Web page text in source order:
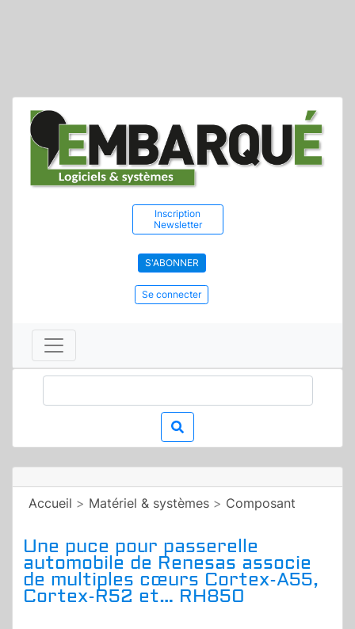
Inscription
Newsletter
S'ABONNER
Se connecter
Accueil > Matériel & systèmes > Composant
Une puce pour passerelle
automobile de Renesas associe
de multiples cœurs Cortex-A55,
Cortex-R52 et… RH850